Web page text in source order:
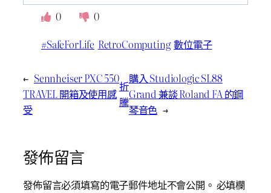
0
0
#SafeForLife RetroComputing 數位電子
← Sennheiser PXC 550
TRAVEL 開箱及使用感
受
折
騰
購入 Studiologic SL88
Grand 兼談 Roland FA 的鋼
琴音色 →
發佈留言
發佈留言必須填寫的電子郵件地址不會公開。 必填欄